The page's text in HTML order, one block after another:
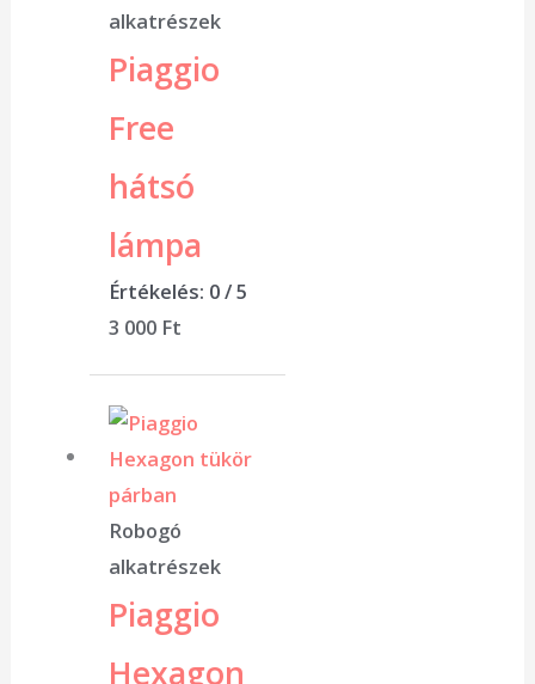
alkatrészek
Piaggio
Free
hátsó
lámpa
Értékelés: 0/ 5
3 000 Ft
Robogó
alkatrészek
Piaggio
Hexagon